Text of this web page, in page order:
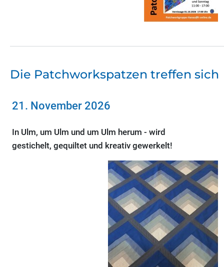
Die Patchworkspatzen treffen sich
21. November 2026
In Ulm, um Ulm und um Ulm herum - wird
gestichelt, gequiltet und kreativ gewerkelt!